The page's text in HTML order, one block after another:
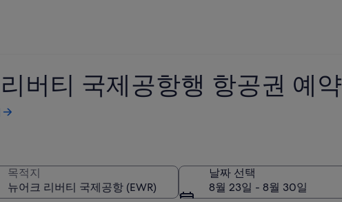
버티 국제공항행 항공권 예약
목적지
날짜 선택
8월 23일 - 8월 30일